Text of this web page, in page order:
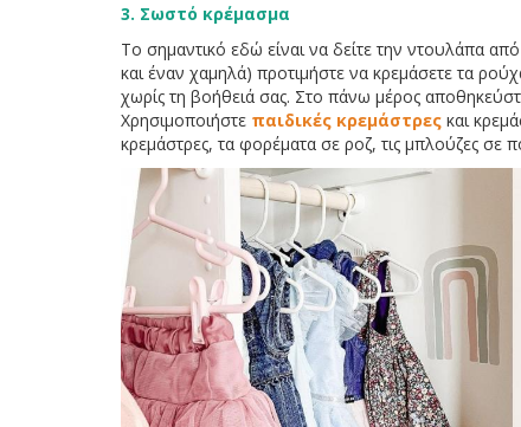
3. Σωστό κρέμασμα
Το σημαντικό εδώ είναι να δείτε την ντουλάπα
και έναν χαμηλά) προτιμήστε να κρεμάσετε τα
χωρίς τη βοήθειά σας. Στο πάνω μέρος
Χρησιμοποιήστε παιδικές κρεμάστρες και
κρεμάστρες, τα φορέματα σε ροζ, τις μπλούζες σε